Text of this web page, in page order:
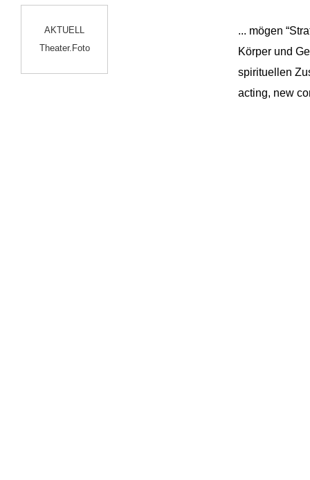
AKTUELL
Theater.Foto
... mögen
Körper und
spirituellen
acting, new